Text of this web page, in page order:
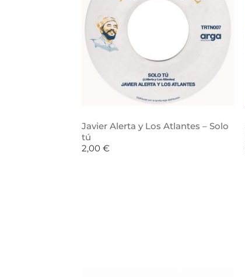
Javier Alerta y Los Atlantes – Solo
tú
2,00 €